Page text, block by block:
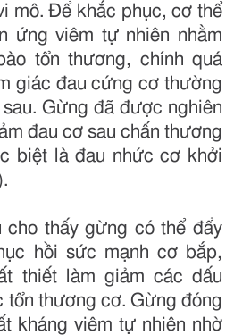
mô. Để khắc phục, cơ thể
ứng viêm tự nhiên nhằm
tổn thương, chính quá
giác đau cứng cơ thường
Gừng đã được nghiên
đau cơ sau chấn thương
biệt là đau nhức cơ khởi
cho thấy gừng có thể đẩy
hồi sức mạnh cơ bắp,
thiết làm giảm các dấu
tổn thương cơ. Gừng đóng
kháng viêm tự nhiên nhờ